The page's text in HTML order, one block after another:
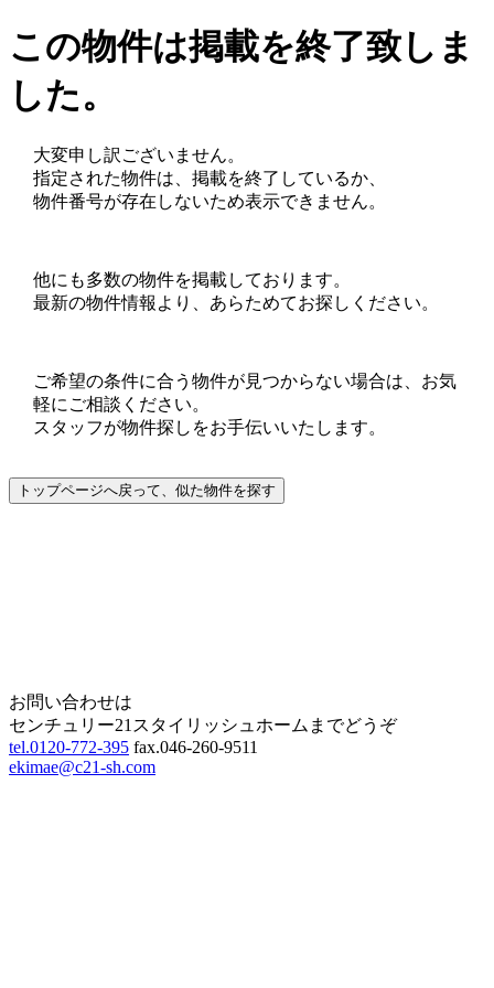
この物件は掲載を終了致しま
した。
大変申し訳ございません。
指定された物件は、掲載を終了しているか、
物件番号が存在しないため表示できません。
他にも多数の物件を掲載しております。
最新の物件情報より、あらためてお探しください。
ご希望の条件に合う物件が見つからない場合は、お気
軽にご相談ください。
スタッフが物件探しをお手伝いいたします。
お問い合わせは
センチュリー21スタイリッシュホームまでどうぞ
tel.0120-772-395 fax.046-260-9511
ekimae@c21-sh.com